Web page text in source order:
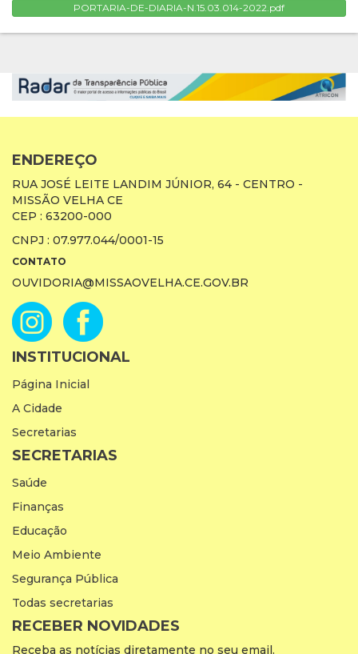
PORTARIA-DE-DIARIA-N.15.03.014-2022.pdf
ENDEREÇO
RUA JOSÉ LEITE LANDIM JÚNIOR, 64 - CENTRO -
MISSÃO VELHA CE
CEP : 63200-000
CNPJ : 07.977.044/0001-15
CONTATO
OUVIDORIA@MISSAOVELHA.CE.GOV.BR
INSTITUCIONAL
Página Inicial
A Cidade
Secretarias
SECRETARIAS
Saúde
Finanças
Educação
Meio Ambiente
Segurança Pública
Todas secretarias
RECEBER NOVIDADES
Receba as notícias diretamente no seu email.